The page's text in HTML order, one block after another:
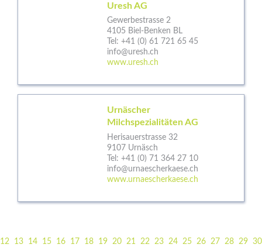
Uresh AG
Gewerbestrasse 2
4105 Biel-Benken BL
Tel: +41 (0) 61 721 65 45
info@uresh.ch
www.uresh.ch
Urnäscher
Milchspezialitäten AG
Herisauerstrasse 32
9107 Urnäsch
Tel: +41 (0) 71 364 27 10
info@urnaescherkaese.ch
www.urnaescherkaese.ch
12 13 14 15 16 17 18 19 20 21 22 23 24 25 26 27 28 29 30